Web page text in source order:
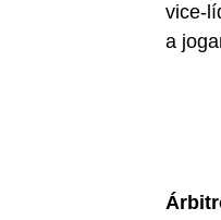
vice-
a